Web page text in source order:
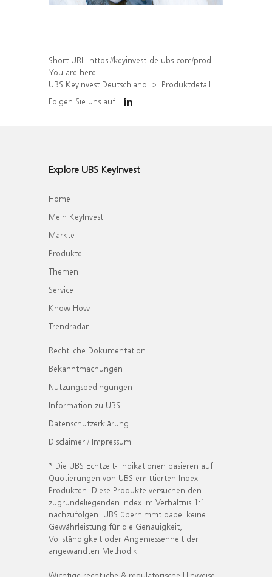
Short URL: https://keyinvest-de.ubs.com/produkt/detail/index/isin/DE000WA8X750
You are here:
UBS KeyInvest Deutschland
Produktdetail
Folgen Sie uns auf
Explore UBS KeyInvest
Home
Mein KeyInvest
Märkte
Produkte
Themen
Service
Know How
Trendradar
Rechtliche Dokumentation
Bekanntmachungen
Nutzungsbedingungen
Information zu UBS
Datenschutzerklärung
Disclaimer / Impressum
* Die UBS Echtzeit- Indikationen basieren auf
Quotierungen von UBS emittierten Index-
Produkten. Diese Produkte versuchen den
zugrundeliegenden Index im Verhältnis 1:1
nachzufolgen. UBS übernimmt dabei keine
Gewährleistung für die Genauigkeit,
Vollständigkeit oder Angemessenheit der
angewandten Methodik.